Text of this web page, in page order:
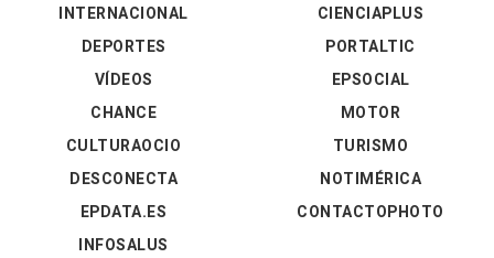
INTERNACIONAL
DEPORTES
VÍDEOS
CIENCIAPLUS
PORTALTIC
EPSOCIAL
CHANCE
CULTURAOCIO
DESCONECTA
EPDATA.ES
INFOSALUS
MOTOR
TURISMO
NOTIMÉRICA
CONTACTOPHOTO